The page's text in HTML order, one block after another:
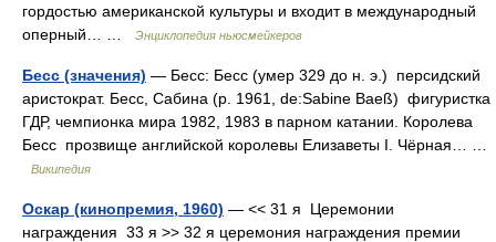
гордостью американской культуры и входит в международный
оперный… …
Энциклопедия ньюсмейкеров
Бесс (значения) — Бесс: Бесс (умер 329 до н. э.) персидский
аристократ. Бесс, Сабина (р. 1961, de:Sabine Baeß) фигуристка
ГДР, чемпионка мира 1982, 1983 в парном катании. Королева
Бесс прозвище английской королевы Елизаветы I. Чёрная… …
Википедия
Оскар (кинопремия, 1960) — << 31 я Церемонии
награждения 33 я >> 32 я церемония награждения премии